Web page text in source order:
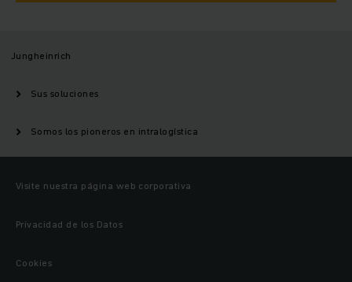
Jungheinrich
Sus soluciones
Somos los pioneros en intralogística
Visite nuestra página web corporativa
Privacidad de los Datos
Cookies